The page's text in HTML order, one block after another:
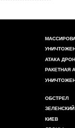
АТАКА
РАКЕТНАЯ
ОБСТРЕЛ
КИЕВ